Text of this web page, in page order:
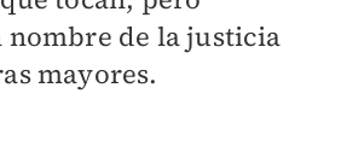
nombre de la justicia
mayores.